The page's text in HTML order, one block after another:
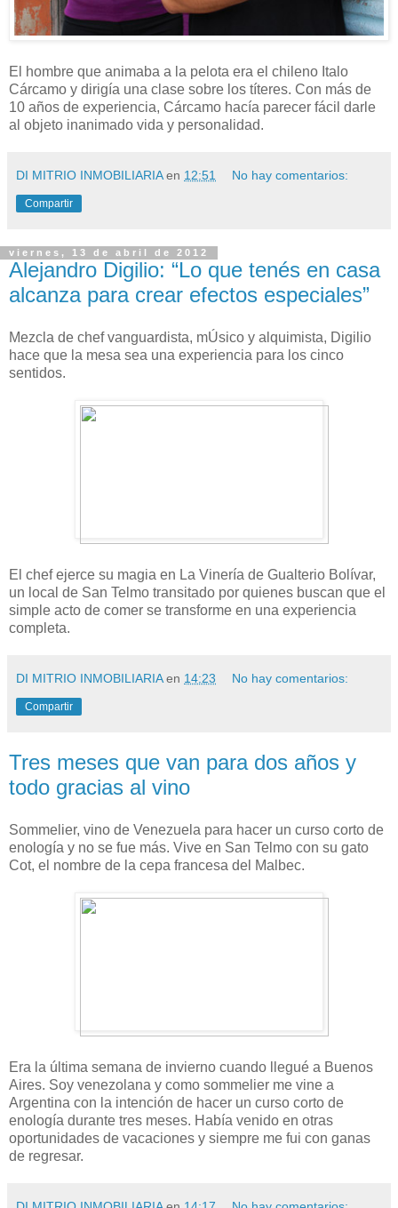
El hombre que animaba a la pelota era el chileno Italo
Cárcamo y dirigía una clase sobre los títeres. Con más de
10 años de experiencia, Cárcamo hacía parecer fácil darle
al objeto inanimado vida y personalidad.
DI MITRIO INMOBILIARIA en 12:51 No hay comentarios:
Compartir
viernes, 13 de abril de 2012
Alejandro Digilio: “Lo que tenés en casa
alcanza para crear efectos especiales”
Mezcla de chef vanguardista, mÚsico y alquimista, Digilio
hace que la mesa sea una experiencia para los cinco
sentidos.
El chef ejerce su magia en La Vinería de Gualterio Bolívar,
un local de San Telmo transitado por quienes buscan que el
simple acto de comer se transforme en una experiencia
completa.
DI MITRIO INMOBILIARIA en 14:23 No hay comentarios:
Compartir
Tres meses que van para dos años y
todo gracias al vino
Sommelier, vino de Venezuela para hacer un curso corto de
enología y no se fue más. Vive en San Telmo con su gato
Cot, el nombre de la cepa francesa del Malbec.
Era la última semana de invierno cuando llegué a Buenos
Aires. Soy venezolana y como sommelier me vine a
Argentina con la intención de hacer un curso corto de
enología durante tres meses. Había venido en otras
oportunidades de vacaciones y siempre me fui con ganas
de regresar.